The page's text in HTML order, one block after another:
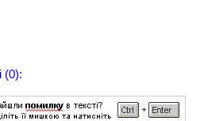
(0):